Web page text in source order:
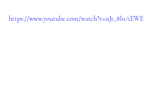
https://www.youtube.com/watch?v=nJr_8l0AEWE